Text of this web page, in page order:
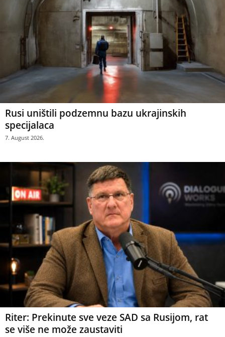
Rusi uništili podzemnu bazu ukrajinskih
specijalaca
7. August 2026.
Riter: Prekinute sve veze SAD sa Rusijom, rat
se više ne može zaustaviti